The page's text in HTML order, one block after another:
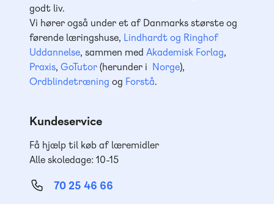
godt liv.
Vi hører også under et af Danmarks største og
førende læringshuse, Lindhardt og Ringhof
Uddannelse, sammen med Akademisk Forlag,
Praxis, GoTutor(herunder i Norge),
Ordblindetræning og Forstå.
Kundeservice
Få hjælp til køb af læremidler
Alle skoledage: 10-15
70 25 46 66